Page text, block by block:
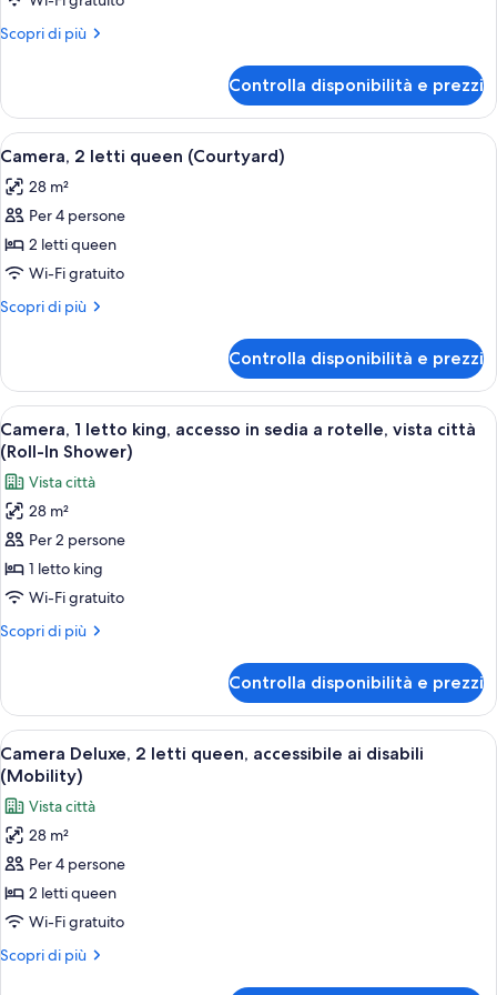
1
letto
(Courtyard)
Scopri di più
Altri
1
letto
queen
Controlla disponibilità e prezzi
Apri
tutte
le
foto
per
Camera,
2
letti
(Courtyard)
Una camera d'albergo con una
6
Camera, 2 letti queen (Courtyard)
28 m²
Per 4 persone
2 letti queen
Wi-Fi gratuito
Scopri di più
Altri
2
letti
queen
(Courtyard)
Controlla disponibilità e prezzi
Apri
tutte
le
foto
per
Camera,
1
letto
king,
accesso
sedia
rotelle,
vista
città
(Roll-
In
Shower)
Una camera da letto con parete in
10
Camera, 1 letto king, accesso in sedia a rotelle, vista città
(Roll-In Shower)
Vista città
28 m²
Per 2 persone
1 letto king
Wi-Fi gratuito
Scopri di più
Altri
1
letto
king,
accesso
in
sedia
a
rotelle,
vista
città
In
Shower)
Controlla disponibilità e prezzi
Apri
tutte
le
foto
per
Camera
Deluxe,
2
letti
queen,
Una camera d'albergo con un letto,
9
Camera Deluxe, 2 letti queen, accessibile ai disabili
(Mobility)
Vista città
28 m²
Per 4 persone
2 letti queen
Wi-Fi gratuito
Scopri di più
Altri